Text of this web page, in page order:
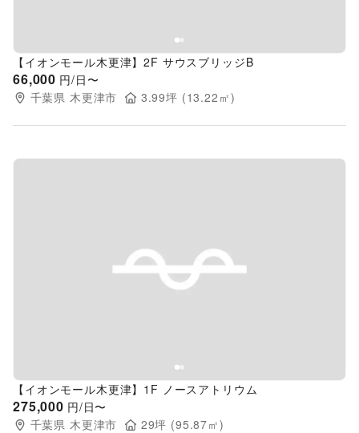
【イオンモール木更津】2F サウスブリッジB
66,000 円/日〜
千葉県 木更津市 3.99坪 (13.22 ㎡)
Previous slide
【イオンモール木更津】1F ノースアトリウム
275,000 円/日〜
千葉県 木更津市 29坪 (95.87㎡)